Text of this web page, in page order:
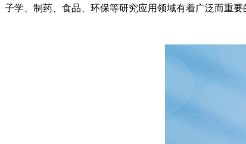
子学、制药、食品、环保等研究应用领域有着广泛而重要